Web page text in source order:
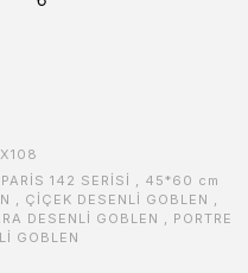
142 SERİSİ , 45*60 cm
, ÇİÇEK DESENLİ GOBLEN ,
DESENLİ GOBLEN , PORTRE
GOBLEN